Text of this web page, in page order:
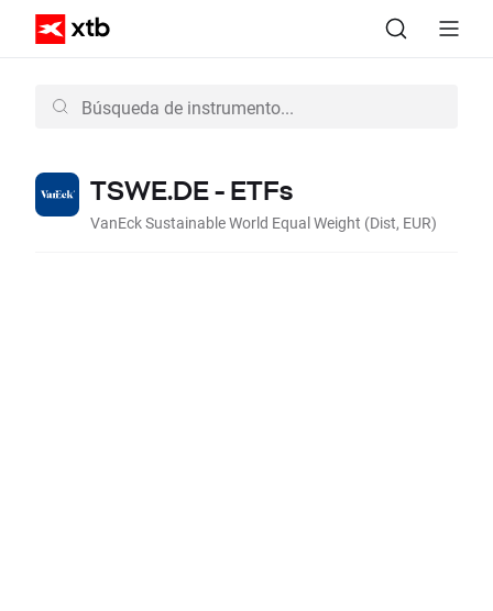
TSWE.DE - ETFs
VanEck Sustainable World Equal Weight (Dist, EUR)